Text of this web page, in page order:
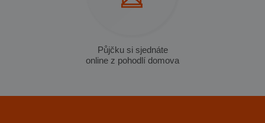
Půjčku si sjednáte
online z pohodlí domova